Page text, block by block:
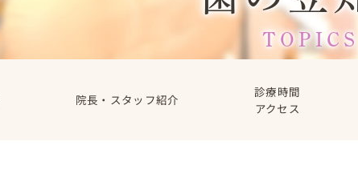
TOPICS
院長・スタッフ紹介
診療時間
アクセス